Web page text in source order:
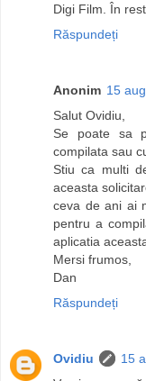
Digi Film. În
Răspundeți
Anonim 15
Salut Ovidiu,
Se poate sa
compilata sau
Stiu ca multi
aceasta
ceva de ani ai
pentru a
aplicatia
Mersi frumos,
Dan
Răspundeți
Ovidiu
15